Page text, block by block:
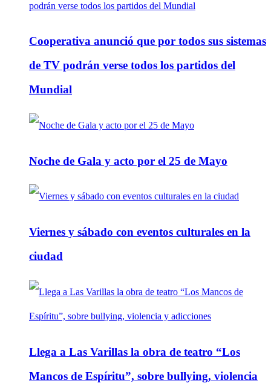
Cooperativa anunció que por todos sus sistemas
de TV podrán verse todos los partidos del
Mundial
Noche de Gala y acto por el 25 de Mayo
Viernes y sábado con eventos culturales en la
ciudad
Llega a Las Varillas la obra de teatro “Los
Mancos de Espíritu”, sobre bullying, violencia